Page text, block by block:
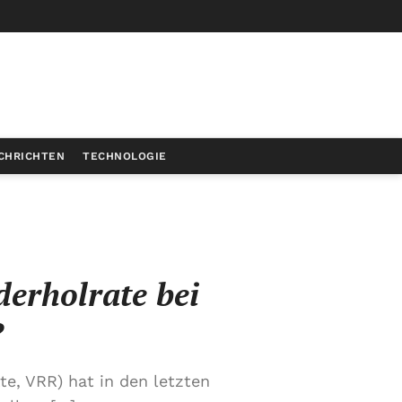
TECHNOLOGIE
bei
VRR) hat in den letzten